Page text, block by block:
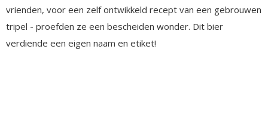
vrienden, voor een zelf ontwikkeld recept van een gebrouwen
tripel - proefden ze een bescheiden wonder. Dit bier
verdiende een eigen naam en etiket!